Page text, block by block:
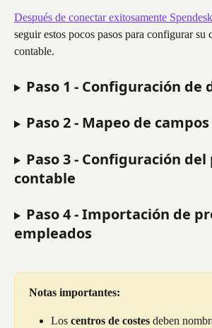
Después de conectar exitosamente
seguir estos pocos pasos para configurar su
contable.
Paso 1 - Configuración de
Paso 2 - Mapeo de
Paso 3 - Configuración del
contable
Paso 4 - Importación de
empleados
Notas importantes:
Los centros de costes deben